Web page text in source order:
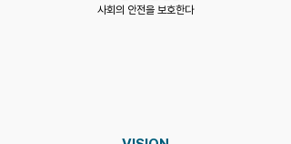
사회의 안전을 보호한다